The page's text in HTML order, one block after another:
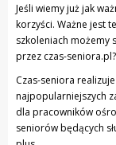
Jeśli wiemy już jak
korzyści. Ważne jest
szkoleniach możemy
przez czas-seniora.pl?
Czas-seniora
najpopularniejszych
dla pracowników
seniorów będących